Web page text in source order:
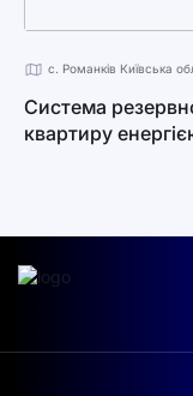
с. Романків Київська
Система
квартиру